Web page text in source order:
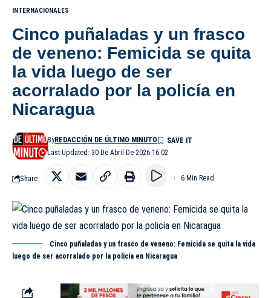
INTERNACIONALES
Cinco puñaladas y un frasco
de veneno: Femicida se quita
la vida luego de ser
acorralado por la policía en
Nicaragua
Last Updated: 30 De Abril De 2026 16:02
ByREDACCIÓN DE ÚLTIMO MINUTO
Share 6 Min Read
Cinco puñaladas y un frasco de veneno: Femicida se quita la vida
luego de ser acorralado por la policía en Nicaragua